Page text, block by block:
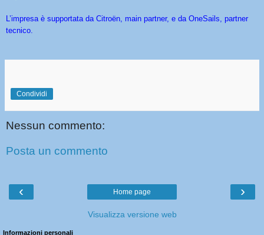
L’impresa è supportata da Citroën, main partner, e da OneSails, partner
tecnico.
Condividi
Nessun commento:
Posta un commento
‹ ›
Home page
Visualizza versione web
Informazioni personali